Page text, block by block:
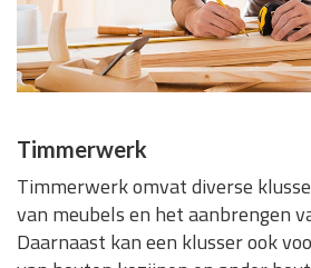
Timmerwerk
Timmerwerk omvat diverse
van meubels en het aanbrengen
Daarnaast kan een klusser ook